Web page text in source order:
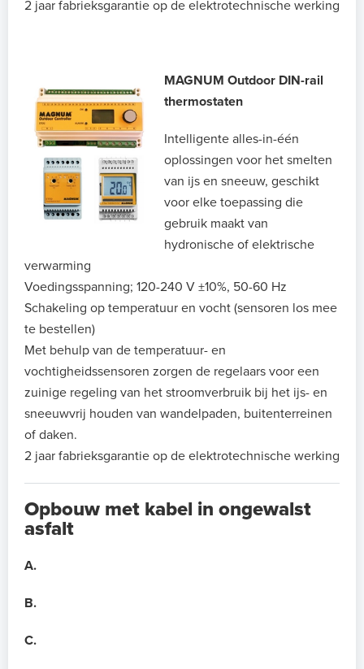
2 jaar fabrieksgarantie op de elektrotechnische werking
MAGNUM Outdoor DIN-rail
thermostaten
Intelligente alles-in-één
oplossingen voor het smelten
van ijs en sneeuw, geschikt
voor elke toepassing die
gebruik maakt van
hydronische of elektrische
verwarming
Voedingsspanning; 120-240 V ±10%, 50-60 Hz
Schakeling op temperatuur en vocht (sensoren los mee
te bestellen)
Met behulp van de temperatuur- en
vochtigheidssensoren zorgen de regelaars voor een
zuinige regeling van het stroomverbruik bij het ijs- en
sneeuwvrij houden van wandelpaden, buitenterreinen
of daken.
2 jaar fabrieksgarantie op de elektrotechnische werking
Opbouw met kabel in ongewalst
asfalt
A.
B.
C.